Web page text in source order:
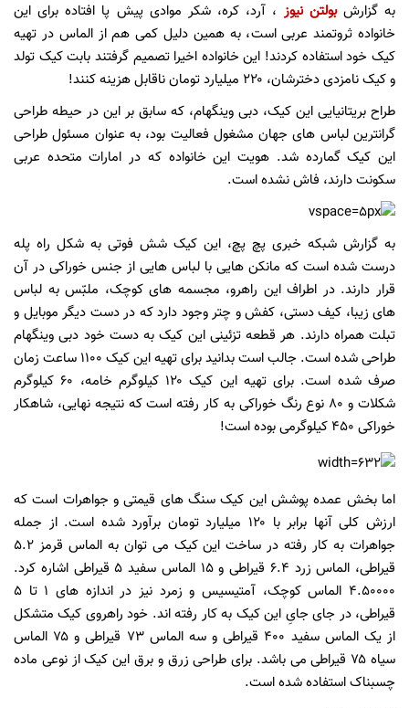
به گزارشبولتن نیوز ، آرد، کره، شکر موادی پیش پا افتاده برای این
خانواده ثروتمند عربی است، به همین دلیل کمی هم از الماس در تهیه
کیک خود استفاده کردند! این خانواده اخیرا تصمیم گرفتند بابت کیک تولد
و کیک نامزدی دخترشان، ۲۲۰ میلیارد تومان ناقابل هزینه کنند!
طراح بریتانیایی این کیک، دبی وینگهام، که سابق بر این در حیطه طراحی
گرانترین لباس های جهان مشغول فعالیت بود، به عنوان مسئول طراحی
این کیک گمارده شد. هویت این خانواده که در امارات متحده عربی
سکونت دارند، فاش نشده است.
به گزارش شبکه خبری پچ پچ، این کیک شش فوتی به شکل راه پله
درست شده است که مانکن هایی با لباس هایی از جنس خوراکی در آن
قرار دارند. در اطراف این راهرو، مجسمه های کوچک، ملبّس به لباس
های زیبا، کیف دستی، کفش و چتر وجود دارد که در دست دیگر موبایل و
تبلت همراه دارند. هر قطعه تزئینی این کیک به دست خود دبی وینگهام
طراحی شده است. جالب است بدانید برای تهیه این کیک ۱۱۰۰ ساعت زمان
صرف شده است. برای تهیه این کیک ۱۲۰ کیلوگرم خامه، ۶۰ کیلوگرم
شکلات و ۸۰ نوع رنگ خوراکی به کار رفته است که نتیجه نهایی، شاهکار
خوراکی ۴۵۰ کیلوگرمی بوده است!
اما بخش عمده پوشش این کیک سنگ های قیمتی و جواهرات است که
ارزش کلی آنها برابر با ۱۲۰ میلیارد تومان برآورد شده است. از جمله
جواهرات به کار رفته در ساخت این کیک می توان به الماس قرمز ۵.۲
قیراطی، الماس زرد ۶.۴ قیراطی و ۱۵ الماس سفید ۵ قیراطی اشاره کرد.
۴.۵۰۰۰۰ الماس کوچک، آمتیسیس و زمرد نیز در اندازه های ۱ تا ۵
قیراطی، در جای جایِ این کیک به کار رفته اند. خود راهروی کیک متشکل
از یک الماس سفید ۴۰۰ قیراطی و سه الماس ۷۳ قیراطی و ۷۵ الماس
سیاه ۷۵ قیراطی می باشد. برای طراحی زرق و برق این کیک از نوعی ماده
چسبناک استفاده شده است.